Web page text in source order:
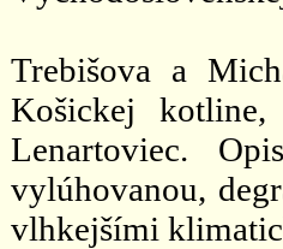
Trebišova a
Košickej
Lenartoviec.
vylúhovanou,
vlhkejšími